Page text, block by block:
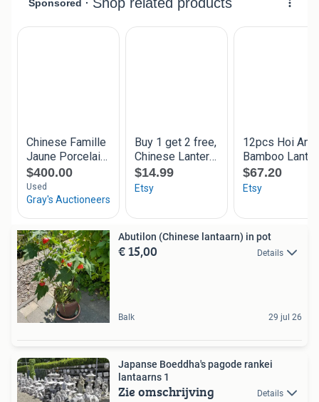
Abutilon (Chinese lantaarn) in pot
€ 15,00 Details
Balk 29 jul 26
Japanse Boeddha's pagode rankei
lantaarns 1
Zie omschrijving Details